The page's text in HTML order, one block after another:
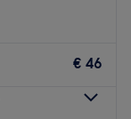
€ 46